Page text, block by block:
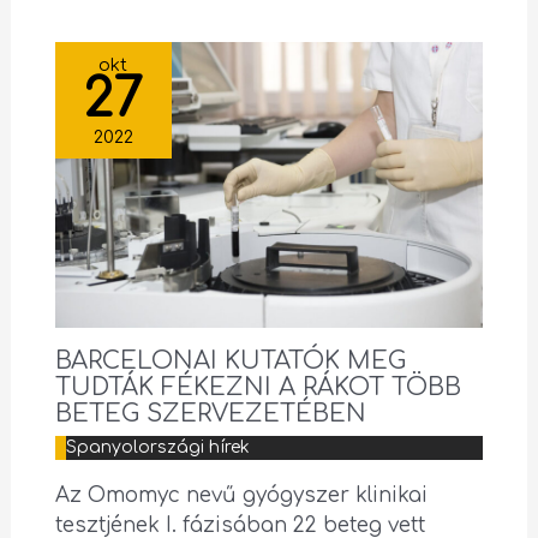
okt
27
2022
BARCELONAI KUTATÓK MEG
TUDTÁK FÉKEZNI A RÁKOT TÖBB
BETEG SZERVEZETÉBEN
Spanyolországi hírek
Az Omomyc nevű gyógyszer klinikai
tesztjének I. fázisában 22 beteg vett